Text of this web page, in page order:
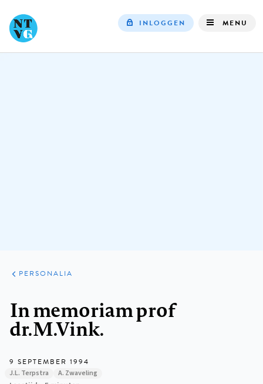
INLOGGEN MENU
ARTIKELEN
VARIA
PERSONALIA
In memoriam prof
dr.M.Vink.
9 SEPTEMBER 1994
J.L. Terpstra A. Zwaveling